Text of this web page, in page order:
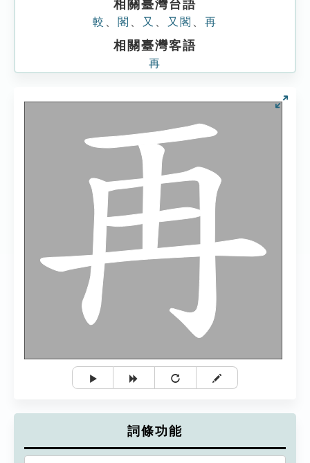
相關臺灣台語
較 閣 又 又閣 再
相關臺灣客語
再
詞條功能